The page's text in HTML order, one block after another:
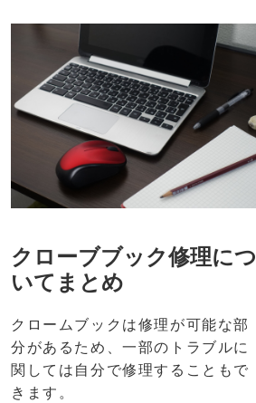
クローブブック修理につ
いてまとめ
クロームブックは修理が可能な部
分があるため、一部のトラブルに
関しては自分で修理することもで
きます。